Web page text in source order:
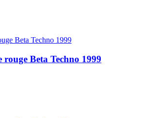
rouge Beta Techno 1999